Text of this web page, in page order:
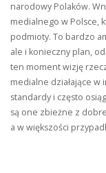
narodowy Polaków.
medialnego w Polsce,
podmioty. To bardzo
ale i konieczny plan,
ten moment wizję
medialne działające
standardy i często
są one zbieżne z
a w większości